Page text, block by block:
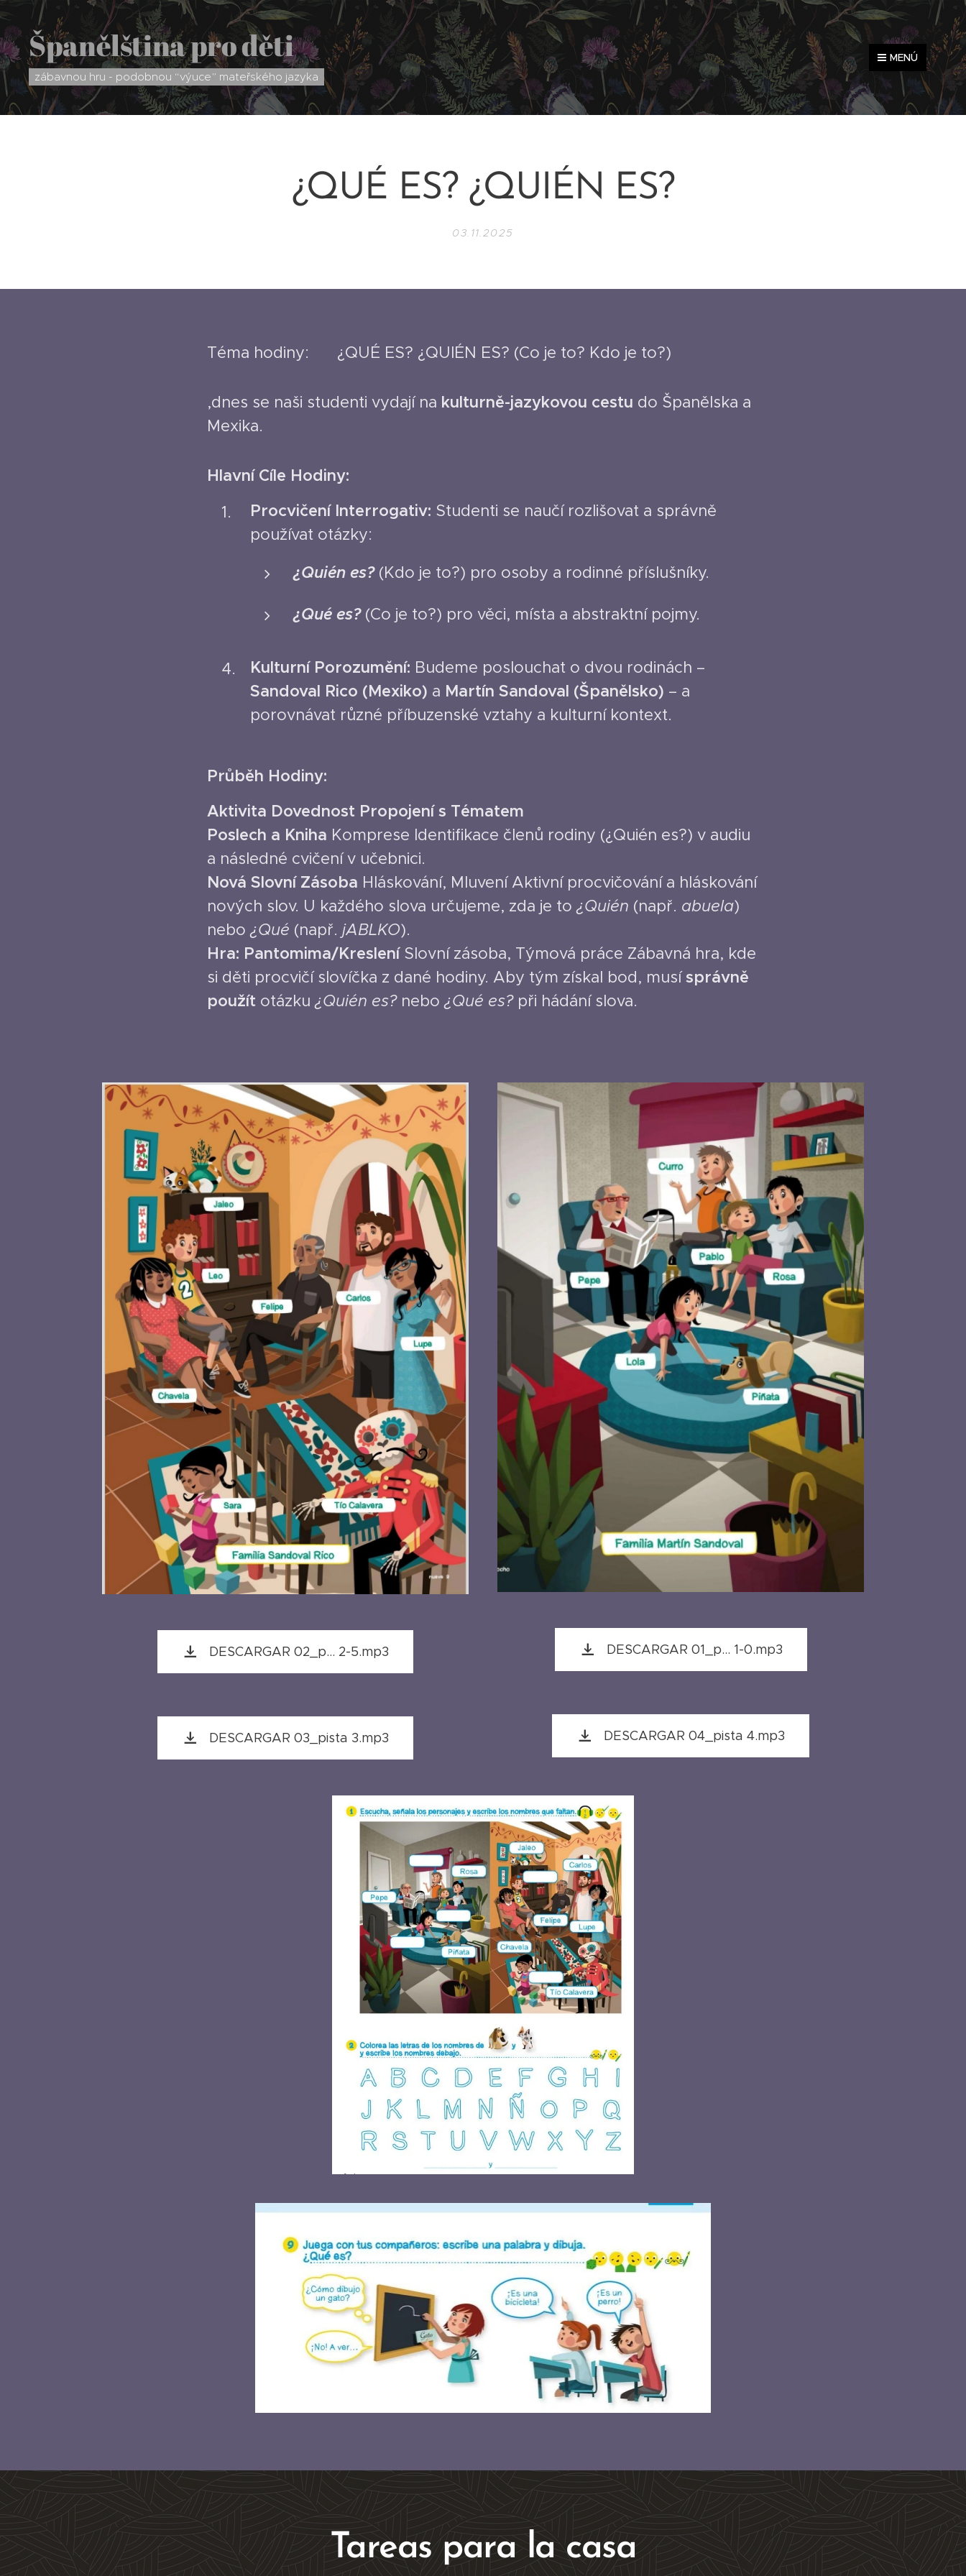
Španělština pro děti
zábavnou hru - podobnou “výuce” mateřského jazyka
MENÚ
¿QUÉ ES? ¿QUIÉN ES?
03.11.2025
Téma hodiny: ❓ ¿QUÉ ES? ¿QUIÉN ES? (Co je to? Kdo je to?)
,dnes se naši studenti vydají na kulturně-jazykovou cestu do Španělska a
Mexika.
Hlavní Cíle Hodiny:
Procvičení Interrogativ: Studenti se naučí rozlišovat a správně
používat otázky:
¿Quién es?(Kdo je to?) pro osoby a rodinné příslušníky.
¿Qué es?(Co je to?) pro věci, místa a abstraktní pojmy.
Kulturní Porozumění: Budeme poslouchat o dvou rodinách –
Sandoval Rico (Mexiko) a Martín Sandoval (Španělsko) – a
porovnávat různé příbuzenské vztahy a kulturní kontext.
Průběh Hodiny:
Aktivita Dovednost Propojení s Tématem
Poslech a Kniha Komprese Identifikace členů rodiny (¿Quién es?) v audiu
a následné cvičení v učebnici.
Nová Slovní Zásoba Hláskování, Mluvení Aktivní procvičování a hláskování
nových slov. U každého slova určujeme, zda je to ¿Quién (např. abuela)
nebo ¿Qué (např. jABLKO).
Hra: Pantomima/KresleníSlovní zásoba, Týmová práce Zábavná hra, kde
si děti procvičí slovíčka z dané hodiny. Aby tým získal bod, musísprávně
použítotázku ¿Quién es?nebo ¿Qué es?při hádání slova.
DESCARGAR 02_p... 2-5.mp3
DESCARGAR 03_pista 3.mp3
DESCARGAR 01_p... 1-0.mp3
DESCARGAR 04_pista 4.mp3
Tareas para la casa